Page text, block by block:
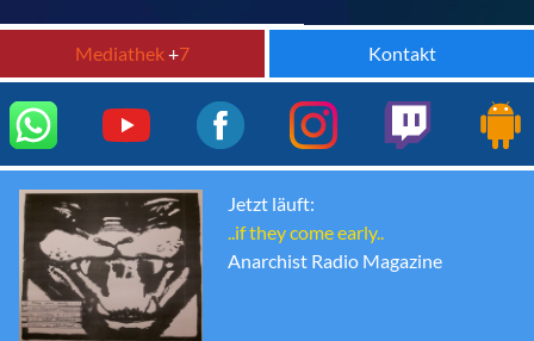
Mediathek+7 Kontakt
Jetzt läuft:
..if they come early..
Anarchist Radio Magazine